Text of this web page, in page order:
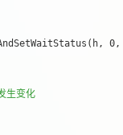
0
生变化